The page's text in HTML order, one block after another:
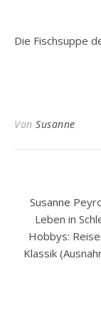
Die Fischsuppe
Von Susanne
Susanne
Leben in
Hobbys:
Klassik